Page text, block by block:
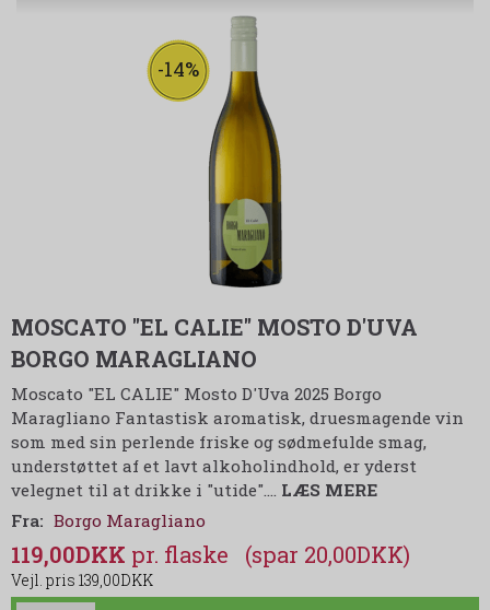
-14%
MOSCATO "EL CALIE" MOSTO D'UVA
BORGO MARAGLIANO
Moscato "EL CALIE" Mosto D'Uva 2025 Borgo
Maragliano Fantastisk aromatisk, druesmagende vin
som med sin perlende friske og sødmefulde smag,
understøttet af et lavt alkoholindhold, er yderst
velegnet til at drikke i "utide".… LÆS MERE
Fra: Borgo Maragliano
119,00DKK
139,00DKK
(spar 20,00DKK)